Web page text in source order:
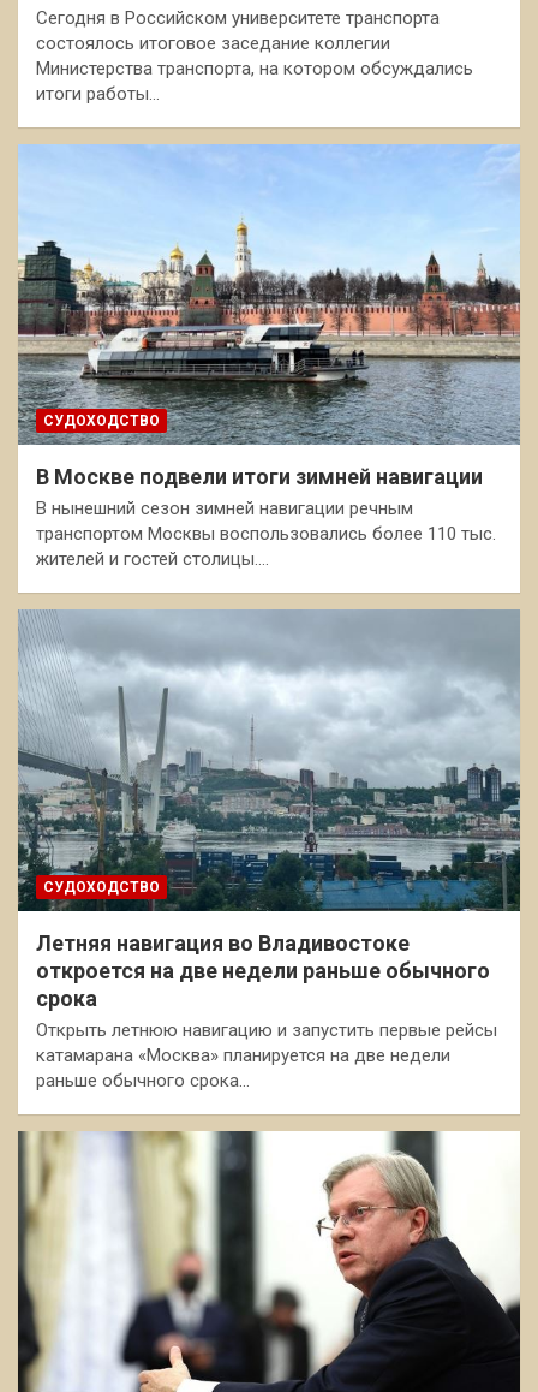
Сегодня в Российском университете транспорта
состоялось итоговое заседание коллегии
Министерства транспорта, на котором обсуждались
итоги работы…
СУДОХОДСТВО
В Москве подвели итоги зимней навигации
В нынешний сезон зимней навигации речным
транспортом Москвы воспользовались более 110 тыс.
жителей и гостей столицы.…
СУДОХОДСТВО
Летняя навигация во Владивостоке
откроется на две недели раньше обычного
срока
Открыть летнюю навигацию и запустить первые рейсы
катамарана «Москва» планируется на две недели
раньше обычного срока…